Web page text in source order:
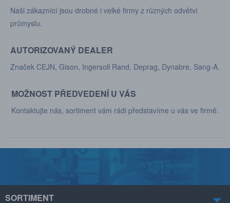
Naši zákaznící jsou drobné i velké firmy z různých odvětví
průmyslu.
AUTORIZOVANÝ DEALER
Značek CEJN, Gison, Ingersoll Rand, Deprag, Dynabre, Sang-A.
MOŽNOST PŘEDVEDENÍ U VÁS
Kontaktujte nás, sortiment vám rádi představíme u vás ve firmě.
SORTIMENT